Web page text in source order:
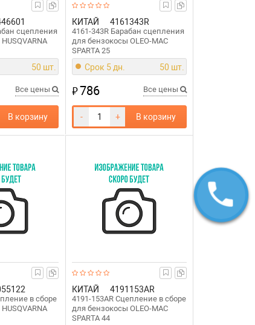
сцепления
50 шт.
Все цены
В корзину
КИТАЙ 4161343R
4161-343R Барабан сцепления
для бензокосы OLEO-MAC
SPARTA 25
Срок 5 дн. 50 шт.
₽786 Все цены
- + В корзину
в сборе
КИТАЙ 4191153AR
4191-153AR Сцепление в сборе
для бензокосы OLEO-MAC
SPARTA 44